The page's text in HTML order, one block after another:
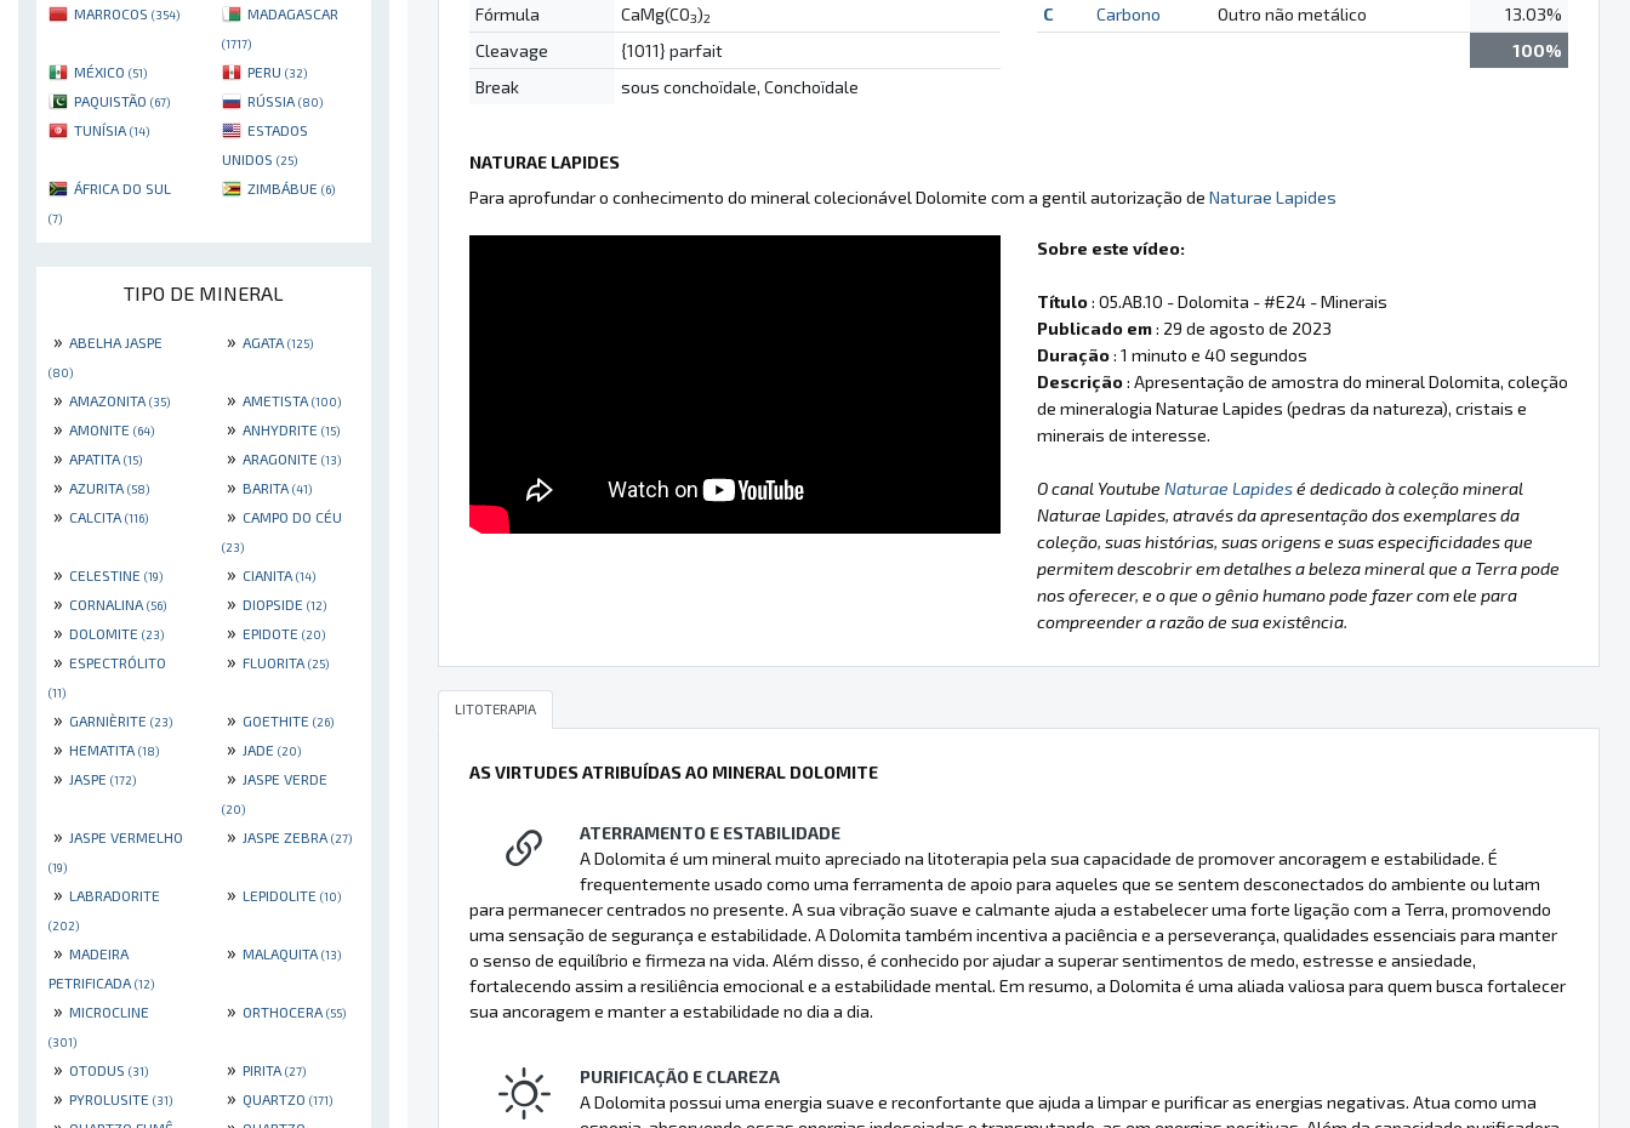
MARROCOS (354) MADAGASCAR
(1717)
MÉXICO (51) PERU (32)
PAQUISTÃO (67) RÚSSIA (80)
TUNÍSIA (14)
ESTADOS
UNIDOS (25)
ÁFRICA DO SUL
(7)
ZIMBÁBUE (6)
TIPO DE MINERAL
» ABELHA JASPE
(80)
» AGATA (125)
» AMAZONITA (35) » AMETISTA (100)
» AMONITE (64) » ANHYDRITE (15)
» APATITA (15) » ARAGONITE (13)
» AZURITA (58) » BARITA (41)
» CALCITA (116) » CAMPO DO CÉU
(23)
» CELESTINE (19) » CIANITA (14)
» CORNALINA (56) » DIOPSIDE (12)
» DOLOMITE (23) » EPIDOTE (20)
» ESPECTRÓLITO
(11)
» FLUORITA (25)
» GARNIÈRITE (23) » GOETHITE (26)
» HEMATITA (18) » JADE (20)
» JASPE (172) » JASPE VERDE
(20)
» JASPE VERMELHO
(19)
» JASPE ZEBRA (27)
» LABRADORITE
(202)
» LEPIDOLITE (10)
» MADEIRA
PETRIFICADA (12)
» MALAQUITA (13)
» MICROCLINE
(301)
» ORTHOCERA (55)
» OTODUS (31) » PIRITA (27)
» PYROLUSITE (31) » QUARTZO (171)
Fórmula
CaMg(CO3)2
Cleavage
{1011} parfait
Break
sous conchoïdale, Conchoïdale
C
Carbono Outro não metálico
13.03%
100%
NATURAE LAPIDES
Para aprofundar o conhecimento do mineral colecionável Dolomite com a gentil autorização de Naturae Lapides
Sobre este vídeo:
Título: 05.AB.10 - Dolomita - #E24 - Minerais
Publicado em: 29 de agosto de 2023
Duração: 1 minuto e 40 segundos
Descrição: Apresentação de amostra do mineral Dolomita, coleção
de mineralogia Naturae Lapides (pedras da natureza), cristais e
minerais de interesse.
O canal Youtube Naturae Lapidesé dedicado à coleção mineral
Naturae Lapides, através da apresentação dos exemplares da
coleção, suas histórias, suas origens e suas especificidades que
permitem descobrir em detalhes a beleza mineral que a Terra pode
nos oferecer, e o que o gênio humano pode fazer com ele para
compreender a razão de sua existência.
LITOTERAPIA
AS VIRTUDES ATRIBUÍDAS AO MINERAL DOLOMITE
ATERRAMENTO E ESTABILIDADE
A Dolomita é um mineral muito apreciado na litoterapia pela sua capacidade de promover ancoragem e estabilidade. É
frequentemente usado como uma ferramenta de apoio para aqueles que se sentem desconectados do ambiente ou lutam
para permanecer centrados no presente. A sua vibração suave e calmante ajuda a estabelecer uma forte ligação com a Terra, promovendo
uma sensação de segurança e estabilidade. A Dolomita também incentiva a paciência e a perseverança, qualidades essenciais para manter
o senso de equilíbrio e firmeza na vida. Além disso, é conhecido por ajudar a superar sentimentos de medo, estresse e ansiedade,
fortalecendo assim a resiliência emocional e a estabilidade mental. Em resumo, a Dolomita é uma aliada valiosa para quem busca fortalecer
sua ancoragem e manter a estabilidade no dia a dia.
PURIFICAÇÃO E CLAREZA
A Dolomita possui uma energia suave e reconfortante que ajuda a limpar e purificar as energias negativas. Atua como uma